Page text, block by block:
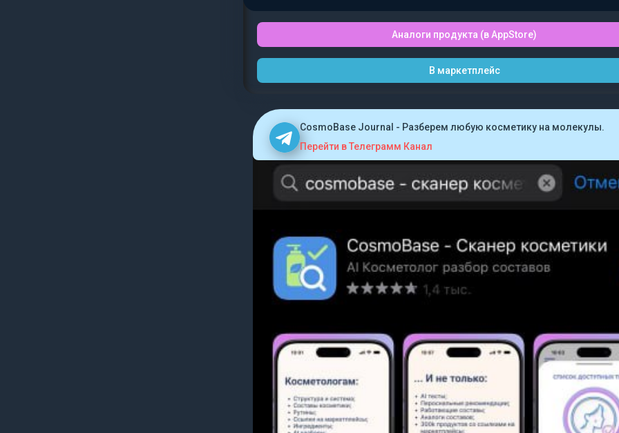
Аналоги продукта (в AppStore)
В маркетплейс
CosmoBase Journal - Разберем любую косметику на молекулы.
Перейти в Телеграмм Канал